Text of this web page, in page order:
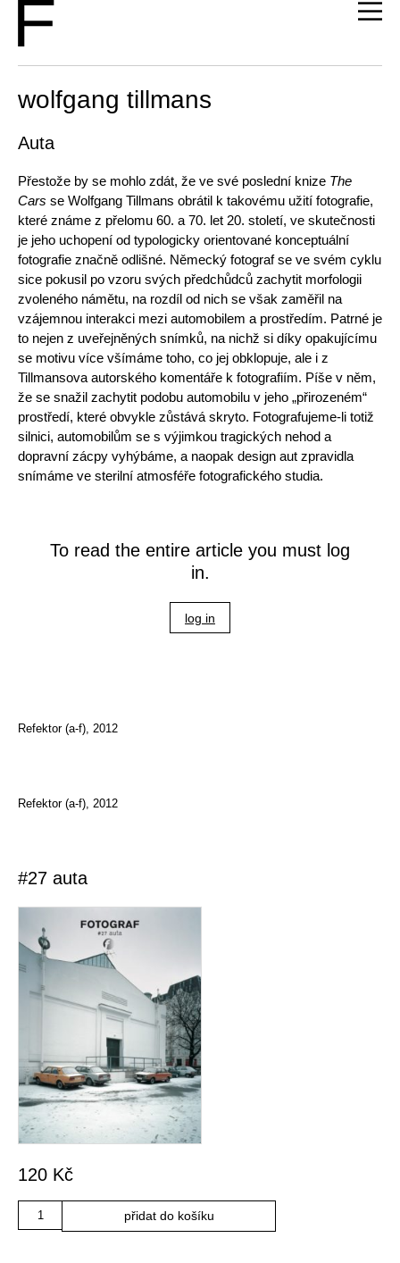
wolfgang tillmans
Auta
Přestože by se mohlo zdát, že ve své poslední knize The
Cars se Wolfgang Tillmans obrátil k takovému užití fotografie,
které známe z přelomu 60. a 70. let 20. století, ve skutečnosti
je jeho uchopení od typologicky orientované konceptuální
fotografie značně odlišné. Německý fotograf se ve svém cyklu
sice pokusil po vzoru svých předchůdců zachytit morfologii
zvoleného námětu, na rozdíl od nich se však zaměřil na
vzájemnou interakci mezi automobilem a prostředím. Patrné je
to nejen z uveřejněných snímků, na nichž si díky opakujícímu
se motivu více všímáme toho, co jej obklopuje, ale i z
Tillmansova autorského komentáře k fotografiím. Píše v něm,
že se snažil zachytit podobu automobilu v jeho „přirozeném“
prostředí, které obvykle zůstává skryto. Fotografujeme-li totiž
silnici, automobilům se s výjimkou tragických nehod a
dopravní zácpy vyhýbáme, a naopak design aut zpravidla
snímáme ve sterilní atmosféře fotografického studia.
To read the entire article you must log
in.
log in
Refektor (a-f), 2012
Refektor (a-f), 2012
#27 auta
120 Kč
přidat do košíku